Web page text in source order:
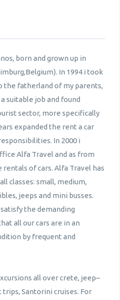
born and grown up in
In 1994 i took
the fatherland of my parents,
suitable job and found
sector, more specifically
expanded the rent a car
In 2000 i
Alfa Travel and as from
of cars. Alfa Travel has
classes: small, medium,
jeeps and mini busses.
the demanding
all our cars are in an
by frequent and
all over crete, jeep–
trips, Santorini cruises. For